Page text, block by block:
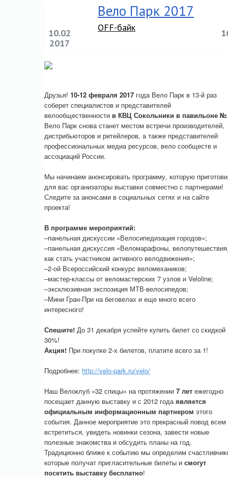
10.02
2017
Вело Парк 2017
OFF-байк
Друзья! 10-12 февраля 2017 года Вело Парк в 13-й раз
соберет специалистов и представителей
велообщественности в КВЦ Сокольники в павильоне №
Вело Парк снова станет местом встречи производителей,
дистрибьюторов и ритейлеров, а также представителей
профессиональных медиа ресурсов, вело сообществ и
ассоциаций России.
Мы начинаем анонсировать программу, которую
для вас организаторы выставки совместно с партнерами!
Следите за анонсами в социальных сетях и на сайте
проекта!
В программе мероприятий:
–панельная дискуссии «Велосипедизация городов»;
–панельная дискуссия «Веломарафоны,
как стать участником активного велодвижения»;
–2-ой Всероссийский конкурс веломехаников;
–мастер-классы от веломастерских 7 узлов и Veloline;
–эксклюзивная экспозиция МТВ-велосипедов;
–Мини Гран-При на беговелах и еще много всего
интересного!
Спешите! До 31 декабря успейте купить билет со скидкой
30%!
Акция! При покупке 2-х билетов, платите всего за 1!
Подробнее: http://velo-park.ru/velo/
Наш Велоклуб «32 спицы» на протяжении 7 лет ежегодно
посещает данную выставку и с 2012 годаявляется
официальным информационным партнером этого
события. Данное мероприятие это прекрасный повод всем
встретиться, увидеть новинки сезона, завести новые
полезные знакомства и обсудить планы на год.
Традиционно ближе к событию мы определим
которые получат пригласительные билеты и смогут
посетить выставку бесплатно!